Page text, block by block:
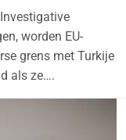
worden EU-
grens met Turkije
als ze….